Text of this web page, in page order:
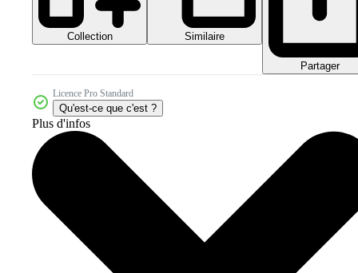
Collection Similaire
Partager
Licence Pro Standard
Qu'est-ce que c'est ?
Plus d'infos